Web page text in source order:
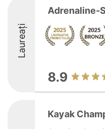
Laureați
Adrenaline-
8.9
Kayak